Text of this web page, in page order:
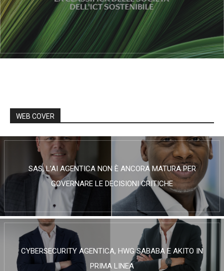
WEB COVER
SAS, L’AI AGENTICA NON È ANCORA MATURA PER
GOVERNARE LE DECISIONI CRITICHE
CYBERSECURITY AGENTICA, HWG SABABA E AKITO IN
PRIMA LINEA